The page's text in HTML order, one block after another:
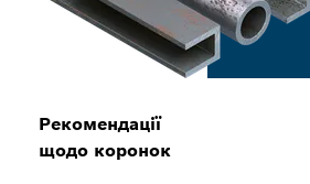
Рекомендації
щодо коронок